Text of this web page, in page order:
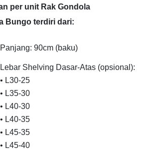
per unit Rak Gondola
Bungo terdiri dari:
Panjang: 90cm (baku)
Lebar Shelving Dasar-Atas (opsional):
• L30-25
• L35-30
• L40-30
• L40-35
• L45-35
• L45-40